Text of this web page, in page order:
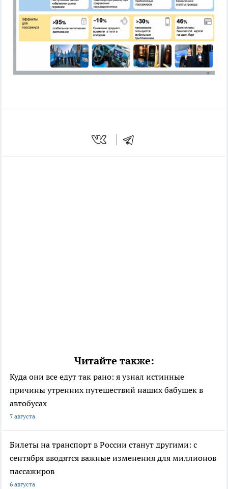
Читайте также:
Куда они все едут так рано: я узнал истинные
причины утренних путешествий наших бабушек в
автобусах
7 августа
Билеты на транспорт в России станут другими: с
сентября вводятся важные изменения для миллионов
пассажиров
6 августа